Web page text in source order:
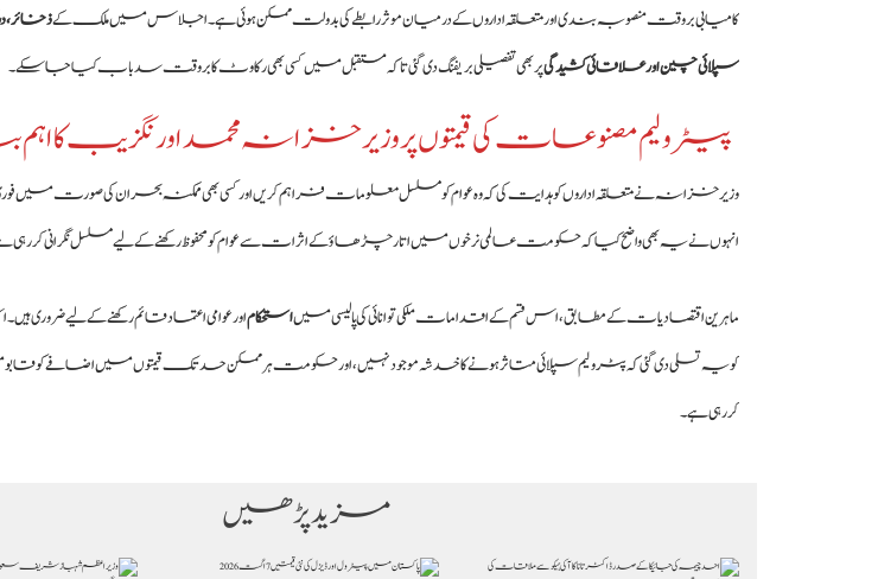
کامیابی بروقت منصوبہ بندی اور متعلقہ اداروں کے درمیان موثر رابطے کی بدولت ممکن ہوئی ہے۔ اجلاس میں ملک کےذخائر،
سپلائی چین اور علاقائی کشیدگیپر بھی تفصیلی بریفنگ دی گئی تاکہ مستقبل میں کسی بھی رکاوٹ کا بروقت سدباب کیا جا سکے۔
پیٹرولیم مصنوعات کی قیمتوں پر وزیر خزانہ محمد اورنگزیب کا اہم
وزیر خزانہ نے متعلقہ اداروں کو ہدایت کی کہ وہ عوام کو مسلسل معلومات فراہم کریں اور کسی بھی ممکنہ بحران کی صورت میں
انہوں نے یہ بھی واضح کیا کہ حکومت عالمی نرخوں میں اتار چڑھاؤ کے اثرات سے عوام کو محفوظ رکھنے کے لیے مسلسل نگرانی کر رہی
ماہرین اقتصادیات کے مطابق، اس قسم کے اقدامات ملکی توانائی کی پالیسی میںاستحکاماور عوامی اعتماد قائم رکھنے کے لیے ضروری
کو یہ تسلی دی گئی کہ پٹرولیم سپلائی متاثر ہونے کا خدشہ موجود نہیں، اور حکومت ہر ممکن حد تک قیمتوں میں اضافے کو
کر رہی ہے۔
مزید پڑھیں